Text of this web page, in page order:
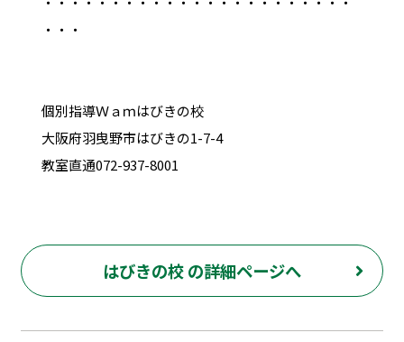
・・・
個別指導Ｗａｍはびきの校
大阪府羽曳野市はびきの1-7-4
教室直通072-937-8001
はびきの校 の詳細ページへ